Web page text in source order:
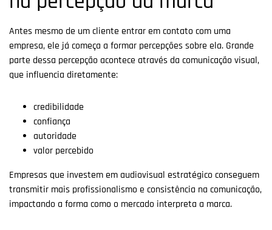
Antes mesmo de um cliente entrar em contato com uma
empresa, ele já começa a formar percepções sobre ela. Grande
parte dessa percepção acontece através da comunicação visual,
que influencia diretamente:
credibilidade
confiança
autoridade
valor percebido
Empresas que investem em audiovisual estratégico conseguem
transmitir mais profissionalismo e consistência na comunicação,
impactando a forma como o mercado interpreta a marca.